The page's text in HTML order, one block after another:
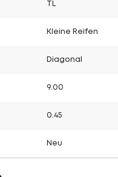
Kleine Reifen
Diagonal
9.00
0.45
Neu